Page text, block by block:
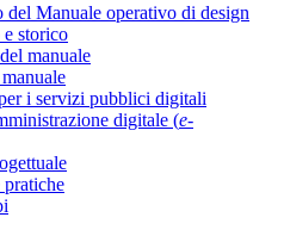
del Manuale operativo di design
e storico
manuale
i servizi pubblici digitali
digitale (e-